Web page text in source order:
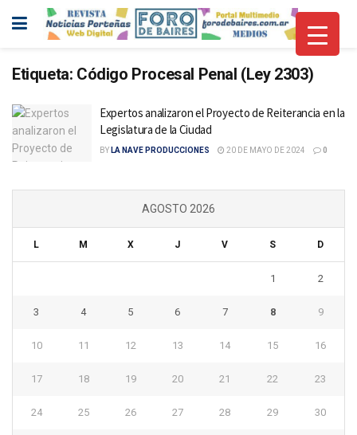
Etiqueta: Código Procesal Penal (Ley 2303)
Expertos analizaron el Proyecto de Reiterancia en la
Legislatura de la Ciudad
BY LA NAVE PRODUCCIONES 20 DE MAYO DE 2024 0
AGOSTO 2026
L M X J V S D
1 2
3 4 5 6 7 8 9
10 11 12 13 14 15 16
17 18 19 20 21 22 23
24 25 26 27 28 29 30